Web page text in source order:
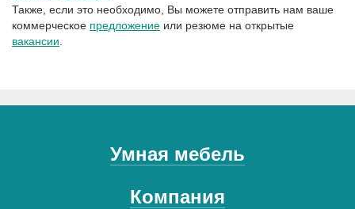
Также, если это необходимо, Вы можете отправить нам ваше
коммерческое предложение или резюме на открытые
вакансии
Умная мебель
Компания